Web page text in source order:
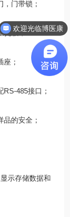
门带锁；
托板；
；
485接口；
的安全；
示存储数据和
欢迎光临博医康